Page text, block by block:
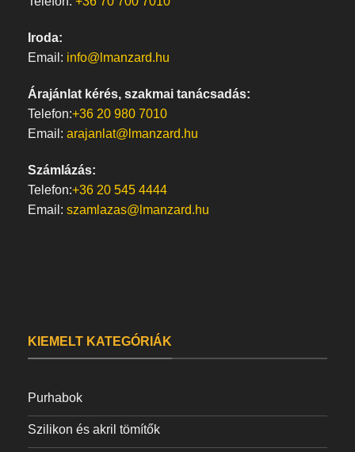
Iroda:
Email: info@lmanzard.hu
Árajánlat kérés, szakmai tanácsadás:
Telefon:+36 20 980 7010
Email: arajanlat@lmanzard.hu
Számlázás:
Telefon:+36 20 545 4444
Email: szamlazas@lmanzard.hu
KIEMELT KATEGÓRIÁK
Purhabok
Szilikon és akril tömítők